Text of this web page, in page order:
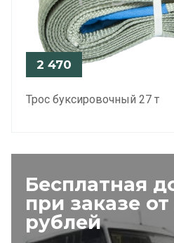
2 470
Трос буксировочный 27 т
Бесплатная
при заказе
рублей